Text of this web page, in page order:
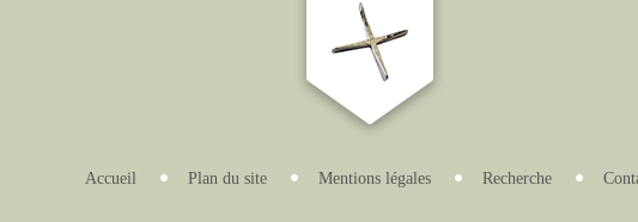
Accueil Plan du site Mentions légales Recherche